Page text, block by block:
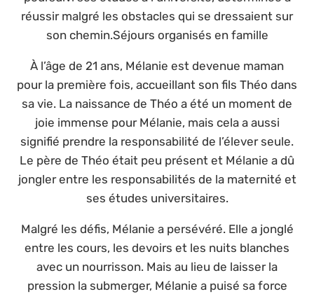
réussir malgré les obstacles qui se dressaient sur
son chemin.Séjours organisés en famille
À l’âge de 21 ans, Mélanie est devenue maman
pour la première fois, accueillant son fils Théo dans
sa vie. La naissance de Théo a été un moment de
joie immense pour Mélanie, mais cela a aussi
signifié prendre la responsabilité de l’élever seule.
Le père de Théo était peu présent et Mélanie a dû
jongler entre les responsabilités de la maternité et
ses études universitaires.
Malgré les défis, Mélanie a persévéré. Elle a jonglé
entre les cours, les devoirs et les nuits blanches
avec un nourrisson. Mais au lieu de laisser la
pression la submerger, Mélanie a puisé sa force